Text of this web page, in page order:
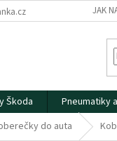
JAK
Škoda Pneumatiky
do auta